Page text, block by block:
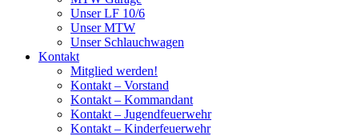
Unser LF 10/6
Unser MTW
Unser Schlauchwagen
Kontakt
Mitglied werden!
Kontakt – Vorstand
Kontakt – Kommandant
Kontakt – Jugendfeuerwehr
Kontakt – Kinderfeuerwehr